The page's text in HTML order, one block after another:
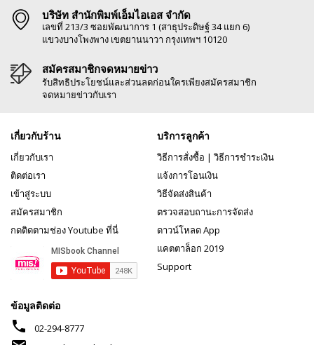
บริษัท สำนักพิมพ์เอ็มไอเอส จำกัด
เลขที่ 213/3 ซอยพัฒนาการ 1 (สาธุประดิษฐ์ 34 แยก 6)
แขวงบางโพงพาง เขตยานนาวา กรุงเทพฯ 10120
สมัครสมาชิกจดหมายข่าว
รับสิทธิประโยชน์และส่วนลดก่อนใครเพียงสมัครสมาชิก
จดหมายข่าวกับเรา
เกี่ยวกับร้าน
เกี่ยวกับเรา
ติดต่อเรา
เข้าสู่ระบบ
สมัครสมาชิก
กดติดตามช่อง Youtube ที่นี่
บริการลูกค้า
วิธีการสั่งซื้อ | วิธีการชำระเงิน
แจ้งการโอนเงิน
วิธีจัดส่งสินค้า
ตรวจสอบถานะการจัดส่ง
ดาวน์โหลด App
แคตตาล็อก 2019
Support
ข้อมูลติดต่อ
phone 02-294-8777